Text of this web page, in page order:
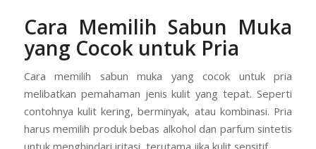
Cara Memilih Sabun Muka
yang Cocok untuk Pria
Cara memilih sabun muka yang cocok untuk pria
melibatkan pemahaman jenis kulit yang tepat. Seperti
contohnya kulit kering, berminyak, atau kombinasi. Pria
harus memilih produk bebas alkohol dan parfum sintetis